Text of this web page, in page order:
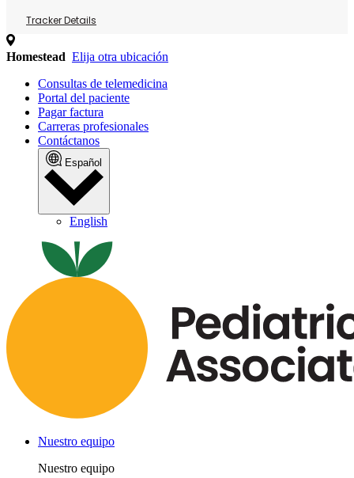
Tracker Details
Homestead Elija otra ubicación
Consultas de telemedicina
Portal del paciente
Pagar factura
Carreras profesionales
Contáctanos
Español
English
Nuestro equipo
Nuestro equipo